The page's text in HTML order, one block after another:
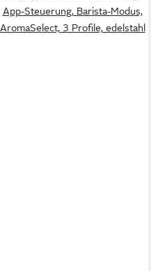
App-Steuerung, Barista-Modus,
AromaSelect, 3 Profile, edelstahl